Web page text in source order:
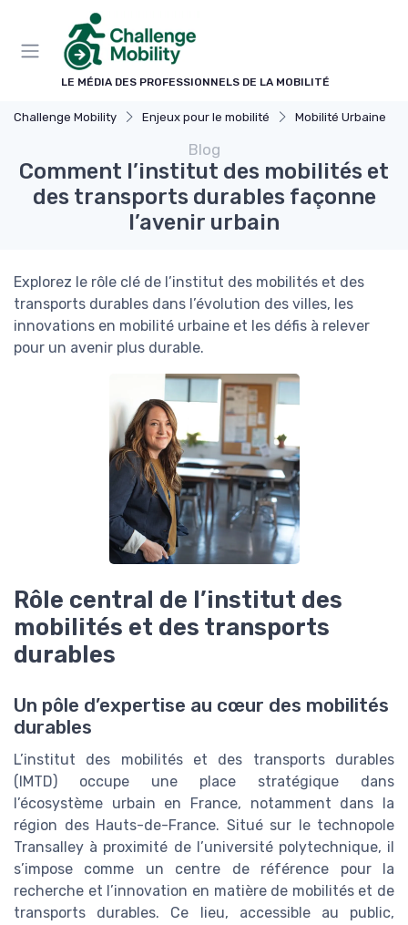
LE MÉDIA DES PROFESSIONNELS DE LA MOBILITÉ
Challenge Mobility Enjeux pour le mobilité Mobilité Urbaine
Blog
Comment l’institut des mobilités et
des transports durables façonne
l’avenir urbain
Explorez le rôle clé de l’institut des mobilités et des
transports durables dans l’évolution des villes, les
innovations en mobilité urbaine et les défis à relever
pour un avenir plus durable.
Rôle central de l’institut des
mobilités et des transports
durables
Un pôle d’expertise au cœur des mobilités
durables
L’institut des mobilités et des transports durables
(IMTD) occupe une place stratégique dans
l’écosystème urbain en France, notamment dans la
région des Hauts-de-France. Situé sur le technopole
Transalley à proximité de l’université polytechnique, il
s’impose comme un centre de référence pour la
recherche et l’innovation en matière de mobilités et de
transports durables. Ce lieu, accessible au public,
Panneau de gestion des cookies